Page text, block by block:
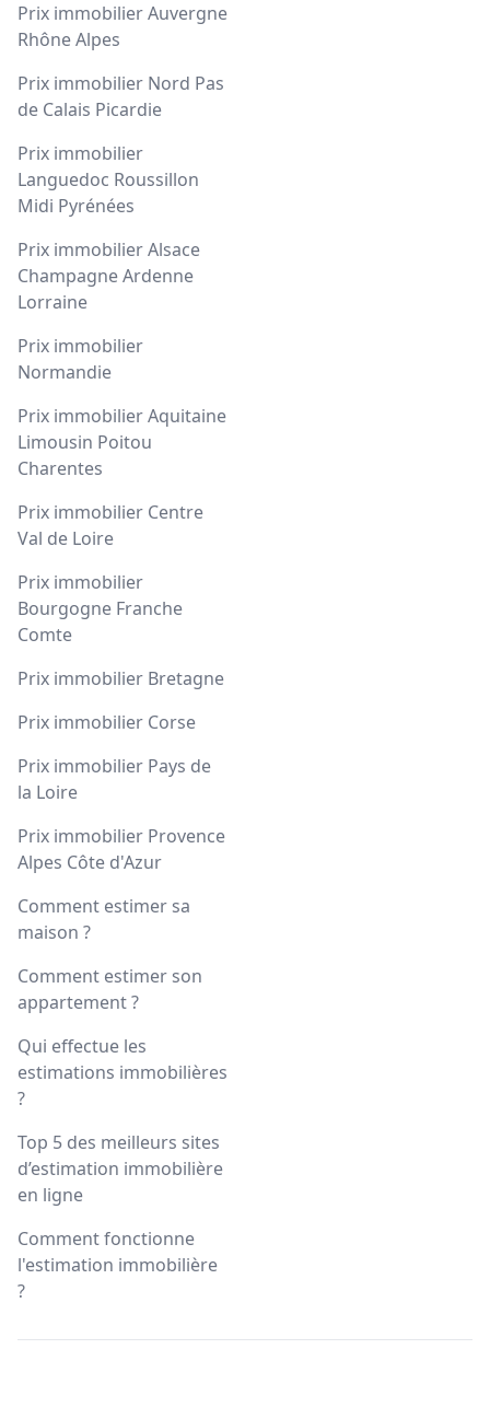
Prix immobilier Auvergne
Rhône Alpes
Prix immobilier Nord Pas
de Calais Picardie
Prix immobilier
Languedoc Roussillon
Midi Pyrénées
Prix immobilier Alsace
Champagne Ardenne
Lorraine
Prix immobilier
Normandie
Prix immobilier Aquitaine
Limousin Poitou
Charentes
Prix immobilier Centre
Val de Loire
Prix immobilier
Bourgogne Franche
Comte
Prix immobilier Bretagne
Prix immobilier Corse
Prix immobilier Pays de
la Loire
Prix immobilier Provence
Alpes Côte d'Azur
Comment estimer sa
maison ?
Comment estimer son
appartement ?
Qui effectue les
estimations immobilières
?
Top 5 des meilleurs sites
d’estimation immobilière
en ligne
Comment fonctionne
l'estimation immobilière
?